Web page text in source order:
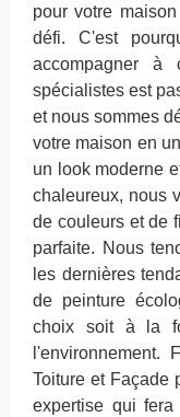
pour votre
défi. C'est
accompagner à
spécialistes est
et nous sommes
votre maison en
un look moderne
chaleureux, nous
de couleurs et de
parfaite. Nous
les dernières
de peinture
choix soit à la
l'environnement.
Toiture et Façade
expertise qui